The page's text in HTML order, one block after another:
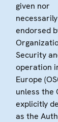
given nor
necessarily
endorsed
Security
operation
Europe
unless the
explicitly
as the